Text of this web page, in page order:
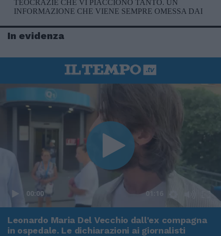
In evidenza
00:00 01:16
Leonardo Maria Del Vecchio dall'ex compagna
in ospedale. Le dichiarazioni ai giornalisti